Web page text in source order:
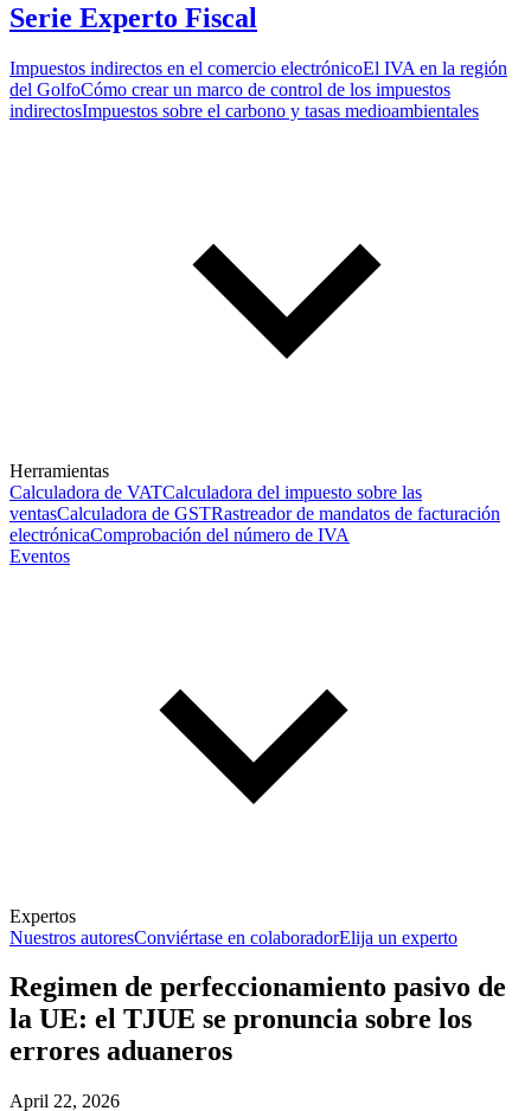
Serie Experto Fiscal
Impuestos indirectos en el comercio electrónicoEl IVA en la región
del GolfoCómo crear un marco de control de los impuestos
indirectosImpuestos sobre el carbono y tasas medioambientales
Herramientas
Calculadora de VATCalculadora del impuesto sobre las
ventasCalculadora de GSTRastreador de mandatos de facturación
electrónicaComprobación del número de IVA
Eventos
Expertos
Nuestros autoresConviértase en colaboradorElija un experto
Regimen de perfeccionamiento pasivo de
la UE: el TJUE se pronuncia sobre los
errores aduaneros
April 22, 2026